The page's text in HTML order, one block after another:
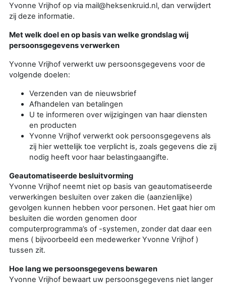
Yvonne Vrijhof op via mail@heksenkruid.nl, dan verwijdert
zij deze informatie.
Met welk doel en op basis van welke grondslag wij
persoonsgegevens verwerken
Yvonne Vrijhof verwerkt uw persoonsgegevens voor de
volgende doelen:
Verzenden van de nieuwsbrief
Afhandelen van betalingen
U te informeren over wijzigingen van haar diensten
en producten
Yvonne Vrijhof verwerkt ook persoonsgegevens als
zij hier wettelijk toe verplicht is, zoals gegevens die zij
nodig heeft voor haar belastingaangifte.
Geautomatiseerde besluitvorming
Yvonne Vrijhof neemt niet op basis van geautomatiseerde
verwerkingen besluiten over zaken die (aanzienlijke)
gevolgen kunnen hebben voor personen. Het gaat hier om
besluiten die worden genomen door
computerprogramma’s of -systemen, zonder dat daar een
mens ( bijvoorbeeld een medewerker Yvonne Vrijhof )
tussen zit.
Hoe lang we persoonsgegevens bewaren
Yvonne Vrijhof bewaart uw persoonsgegevens niet langer